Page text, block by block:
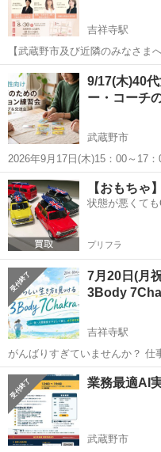
吉祥寺駅
【武蔵野市及び近隣のみなさまへ】 相続や不動産のことで、 「
談したらいいかわからない…」
いてみたい…」 そんなお悩みはありませんか
と不動産...
東京 武蔵野市 吉祥寺駅
9/17(木)40
ー・コーチ
武蔵野市
2026年9月17日(木)15：00～17：00 「占いはできるけれど、相
話を深く聴くことが苦手…」 「
の未来につながるアドバイスが
れど、...
東京 武蔵野市 セミナー
【おもちゃ
状態が悪くて
プリフラ
7月20日(月
3Body
吉祥寺駅
がんばりすぎていませんか？ 仕事、人間関係、将来のこと…。 毎日を
頑張っているからこそ、 心も体
そんなあなたへ✨ **
東京 武蔵野市 吉祥寺駅
業務最適AI
武蔵野市